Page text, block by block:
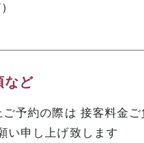
など
予約の際は 接客料金ご
い申し上げ致します